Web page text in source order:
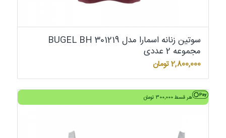
سوتین زنانه اسمارا مدل BUGEL BH 301219
مجموعه 2 عددی
2,800,000تومان
هر قسط300,000 تومان